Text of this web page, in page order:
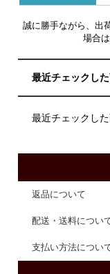
誠に勝手ながら、出
場合
最近チェックし
最近チェックし
返品について
配送・送料につい
支払い方法につい